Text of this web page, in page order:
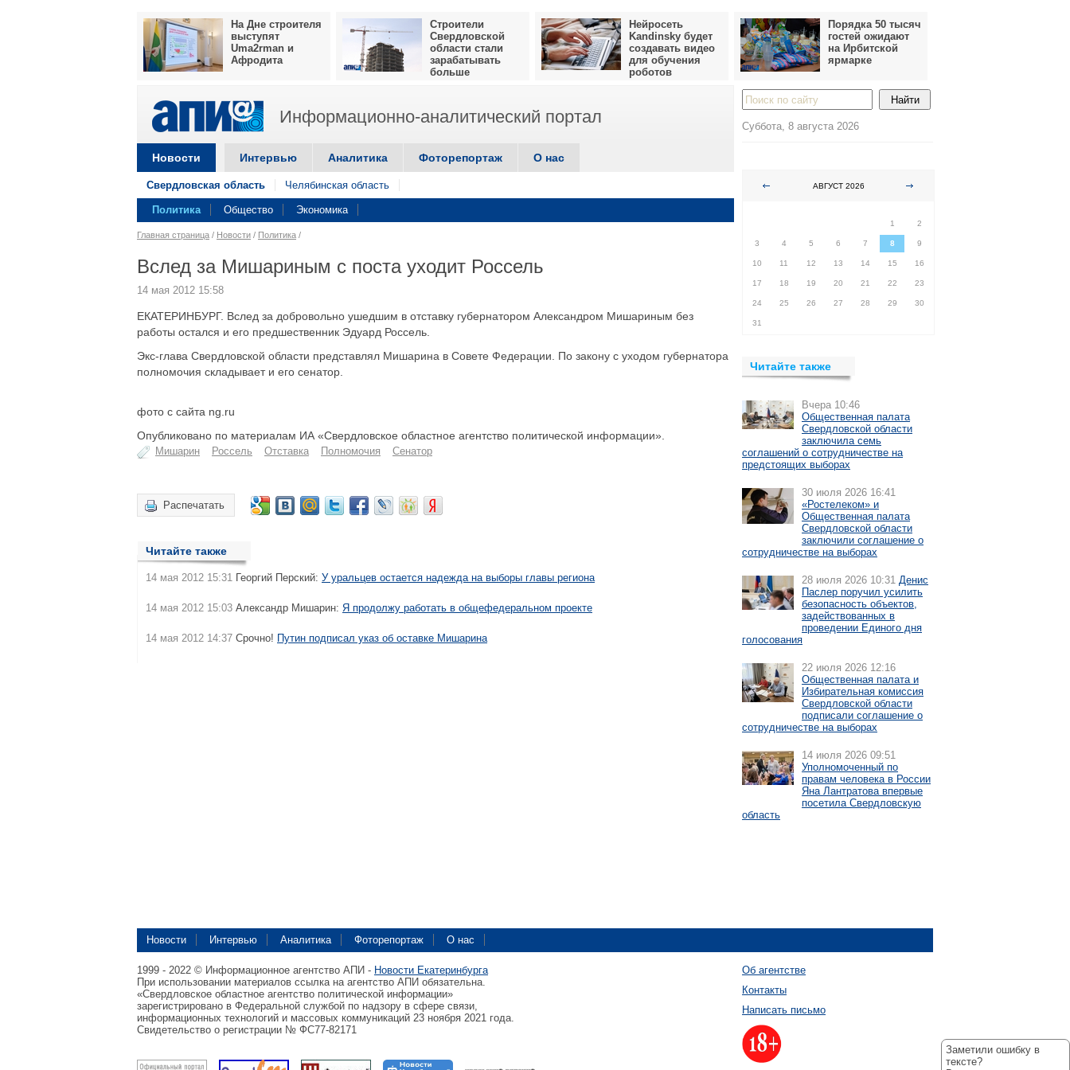
На Дне строителя
выступят
Uma2rman и
Афродита
Строители
Свердловской
области стали
зарабатывать
больше
Нейросеть
Kandinsky будет
создавать видео
для обучения
роботов
Порядка 50 тысяч
гостей ожидают
на Ирбитской
ярмарке
Информационно-аналитический портал
Новости Интервью Аналитика Фоторепортаж О нас
Свердловская область Челябинская область
Политика Общество Экономика
Главная страница / Новости / Политика /
Вслед за Мишариным с поста уходит Россель
14 мая 2012 15:58
ЕКАТЕРИНБУРГ. Вслед за добровольно ушедшим в отставку губернатором Александром Мишариным без
работы остался и его предшественник Эдуард Россель.
Экс-глава Свердловской области представлял Мишарина в Совете Федерации. По закону с уходом губернатора
полномочия складывает и его сенатор.
фото с сайта ng.ru
Опубликовано по материалам ИА «Свердловское областное агентство политической информации».
Мишарин Россель Отставка Полномочия Сенатор
Распечатать
Читайте также
14 мая 2012 15:31 Георгий Перский: У уральцев остается надежда на выборы главы региона
14 мая 2012 15:03 Александр Мишарин: Я продолжу работать в общефедеральном проекте
14 мая 2012 14:37 Срочно! Путин подписал указ об оставке Мишарина
Суббота, 8 августа 2026
АВГУСТ 2026
1
2
3 4 5 6 7 8 9
10 11 12 13 14 15 16
17 18 19 20 21 22 23
24 25 26 27 28 29 30
31
Читайте также
Вчера 10:46
Общественная палата
Свердловской области
заключила семь
соглашений о сотрудничестве на
предстоящих выборах
30 июля 2026 16:41
«Ростелеком» и
Общественная палата
Свердловской области
заключили соглашение о
сотрудничестве на выборах
28 июля 2026 10:31 Денис
Паслер поручил усилить
безопасность объектов,
задействованных в
проведении Единого дня
голосования
22 июля 2026 12:16
Общественная палата и
Избирательная комиссия
Свердловской области
подписали соглашение о
сотрудничестве на выборах
14 июля 2026 09:51
Уполномоченный по
правам человека в России
Яна Лантратова впервые
посетила Свердловскую
область
Новости Интервью Аналитика Фоторепортаж О нас
1999 - 2022 © Информационное агентство АПИ - Новости Екатеринбурга
При использовании материалов ссылка на агентство АПИ обязательна.
«Свердловское областное агентство политической информации»
зарегистрировано в Федеральной службой по надзору в сфере связи,
информационных технологий и массовых коммуникаций 23 ноября 2021 года.
Свидетельство о регистрации № ФС77-82171
Об агентстве
Контакты
Написать письмо
Заметили ошибку в
тексте?